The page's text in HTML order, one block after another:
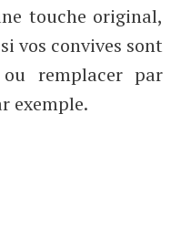
touche original,
vos convives sont
ou remplacer par
exemple.